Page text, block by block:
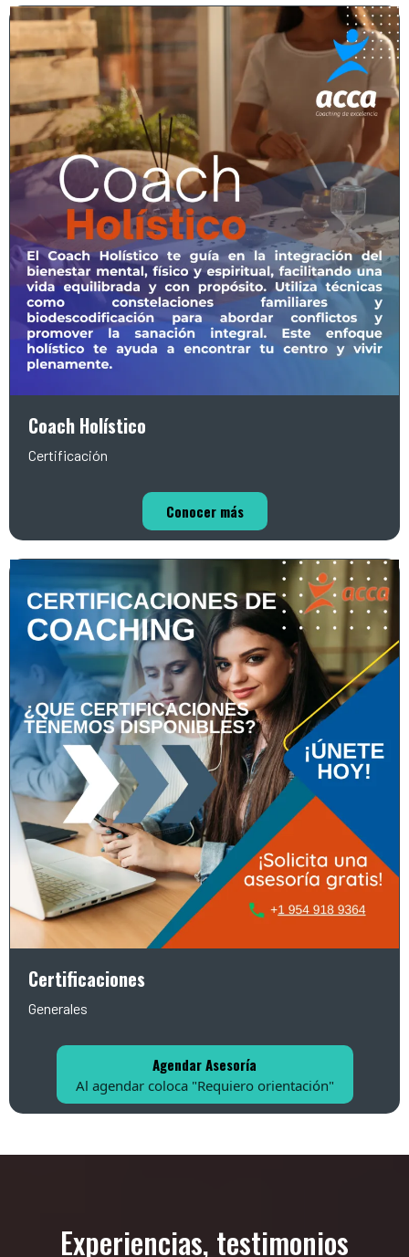
Coach Holístico
Certificación
Conocer más
Certificaciones
Generales
Agendar Asesoría
Al agendar coloca "Requiero orientación"
Experiencias, testimonios